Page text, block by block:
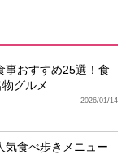
事おすすめ25選！食
グルメ
2026/01/14
気食べ歩きメニュー